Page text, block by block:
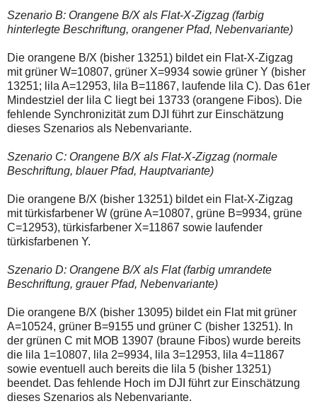
Bis
zur
Lösung
Problems
sind
die
Post
auch
auf
der
wallstreet-
online.de
verfügbar.
Szenario B: Orangene B/X als Flat-X-Zigzag (farbig
hinterlegte Beschriftung, orangener Pfad, Nebenvariante)
Die orangene B/X (bisher 13251) bildet ein Flat-X-Zigzag
mit grüner W=10807, grüner X=9934 sowie grüner Y (bisher
13251; lila A=12953, lila B=11867, laufende lila C). Das 61er
Mindestziel der lila C liegt bei 13733 (orangene Fibos). Die
fehlende Synchronizität zum DJI führt zur Einschätzung
dieses Szenarios als Nebenvariante.
Szenario C: Orangene B/X als Flat-X-Zigzag (normale
Beschriftung, blauer Pfad, Hauptvariante)
Die orangene B/X (bisher 13251) bildet ein Flat-X-Zigzag
mit türkisfarbener W (grüne A=10807, grüne B=9934, grüne
C=12953), türkisfarbener X=11867 sowie laufender
türkisfarbenen Y.
Szenario D: Orangene B/X als Flat (farbig umrandete
Beschriftung, grauer Pfad, Nebenvariante)
Die orangene B/X (bisher 13095) bildet ein Flat mit grüner
A=10524, grüner B=9155 und grüner C (bisher 13251). In
der grünen C mit MOB 13907 (braune Fibos) wurde bereits
die lila 1=10807, lila 2=9934, lila 3=12953, lila 4=11867
sowie eventuell auch bereits die lila 5 (bisher 13251)
beendet. Das fehlende Hoch im DJI führt zur Einschätzung
dieses Szenarios als Nebenvariante.